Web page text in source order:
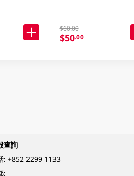
$60.00
$50.00
查詢
: +852 2299 1133
: